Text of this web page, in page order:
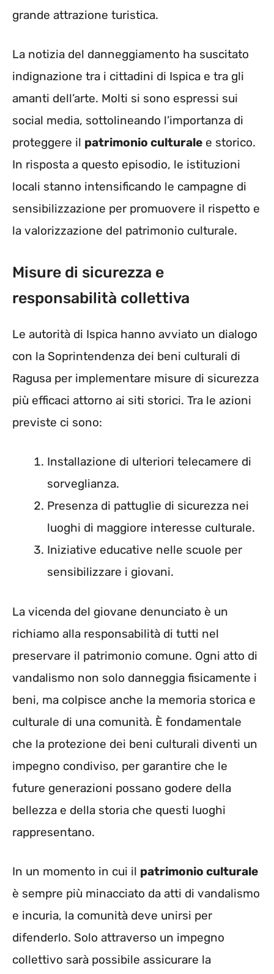
grande attrazione turistica.
La notizia del danneggiamento ha suscitato
indignazione tra i cittadini di Ispica e tra gli
amanti dell’arte. Molti si sono espressi sui
social media, sottolineando l’importanza di
proteggere il patrimonio culturale e storico.
In risposta a questo episodio, le istituzioni
locali stanno intensificando le campagne di
sensibilizzazione per promuovere il rispetto e
la valorizzazione del patrimonio culturale.
Misure di sicurezza e
responsabilità collettiva
Le autorità di Ispica hanno avviato un dialogo
con la Soprintendenza dei beni culturali di
Ragusa per implementare misure di sicurezza
più efficaci attorno ai siti storici. Tra le azioni
previste ci sono:
Installazione di ulteriori telecamere di
sorveglianza.
Presenza di pattuglie di sicurezza nei
luoghi di maggiore interesse culturale.
Iniziative educative nelle scuole per
sensibilizzare i giovani.
La vicenda del giovane denunciato è un
richiamo alla responsabilità di tutti nel
preservare il patrimonio comune. Ogni atto di
vandalismo non solo danneggia fisicamente i
beni, ma colpisce anche la memoria storica e
culturale di una comunità. È fondamentale
che la protezione dei beni culturali diventi un
impegno condiviso, per garantire che le
future generazioni possano godere della
bellezza e della storia che questi luoghi
rappresentano.
In un momento in cui il patrimonio culturale
è sempre più minacciato da atti di vandalismo
e incuria, la comunità deve unirsi per
difenderlo. Solo attraverso un impegno
collettivo sarà possibile assicurare la